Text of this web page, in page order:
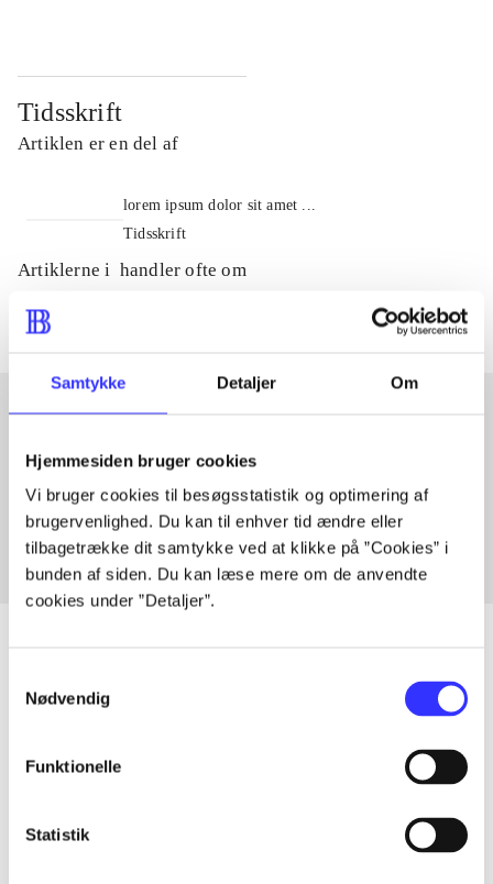
Samtykke Detaljer Om
Hjemmesiden bruger cookies
Vi bruger cookies til besøgsstatistik og optimering af
brugervenlighed. Du kan til enhver tid ændre eller
tilbagetrække dit samtykke ved at klikke på ”Cookies” i
bunden af siden. Du kan læse mere om de anvendte
cookies under ”Detaljer”.
Nødvendig
Funktionelle
Statistik
Tidsskrift
Artiklen er en del af
lorem ipsum dolor sit amet ...
Tidsskrift
Artiklerne i handler ofte om
Artikler med samme emner
Fra
Artikler